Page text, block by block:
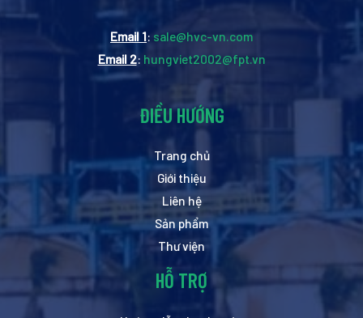
Email 1: sale@hvc-vn.com
Email 2: hungviet2002@fpt.vn
ĐIỀU HƯỚNG
Trang chủ
Giới thiệu
Liên hệ
Sản phẩm
Thư viện
HỖ TRỢ